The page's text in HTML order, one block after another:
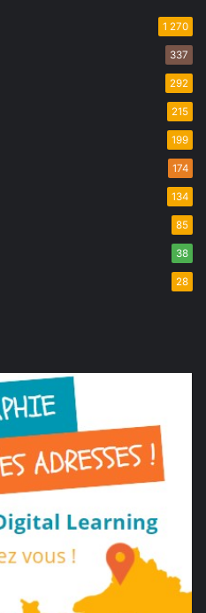
1 270
337
292
215
199
174
134
85
38
28